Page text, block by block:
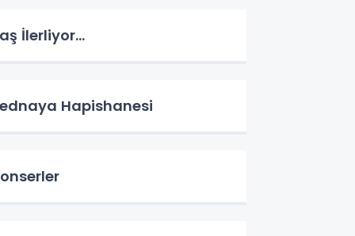
İlerliyor…
Hapishanesi